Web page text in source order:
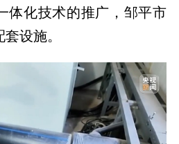
体化技术的推广，邹平市
设施。